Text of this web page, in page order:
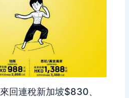
回連稅新加坡$830、